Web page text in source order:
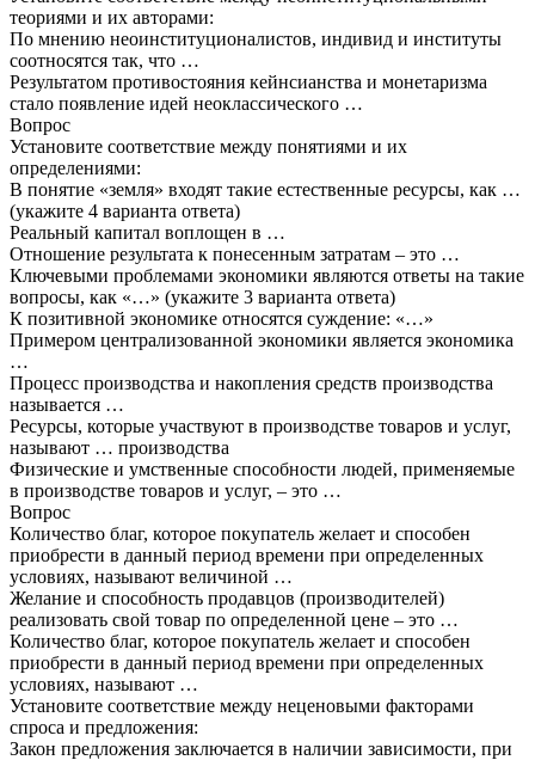
теориями и их авторами:
По мнению неоинституционалистов, индивид и институты
соотносятся так, что …
Результатом противостояния кейнсианства и монетаризма
стало появление идей неоклассического …
Вопрос
Установите соответствие между понятиями и их
определениями:
В понятие «земля» входят такие естественные ресурсы, как …
(укажите 4 варианта ответа)
Реальный капитал воплощен в …
Отношение результата к понесенным затратам – это …
Ключевыми проблемами экономики являются ответы на такие
вопросы, как «…» (укажите 3 варианта ответа)
К позитивной экономике относятся суждение: «…»
Примером централизованной экономики является экономика
…
Процесс производства и накопления средств производства
называется …
Ресурсы, которые участвуют в производстве товаров и услуг,
называют … производства
Физические и умственные способности людей, применяемые
в производстве товаров и услуг, – это …
Вопрос
Количество благ, которое покупатель желает и способен
приобрести в данный период времени при определенных
условиях, называют величиной …
Желание и способность продавцов (производителей)
реализовать свой товар по определенной цене – это …
Количество благ, которое покупатель желает и способен
приобрести в данный период времени при определенных
условиях, называют …
Установите соответствие между неценовыми факторами
спроса и предложения:
Закон предложения заключается в наличии зависимости, при